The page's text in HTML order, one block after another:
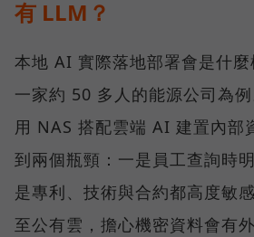
有 LLM？
本地 AI 實際落地部署會是什麼
一家約 50 多人的能源公司為
用 NAS 搭配雲端 AI 建置內部
到兩個瓶頸：一是員工查詢時
是專利、技術與合約都高度敏
至公有雲，擔心機密資料會有外